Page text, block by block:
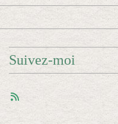
Suivez-moi